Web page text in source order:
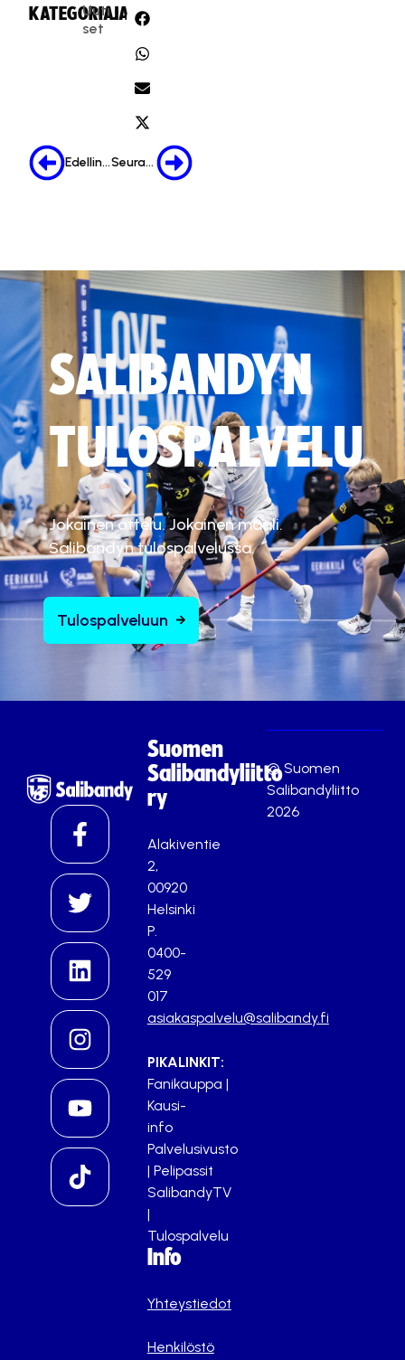
KATEGORIA:
Uuti
set
JAA:
Edellinen Seuraava
SALIBANDYN
TULOSPALVELU
Jokainen ottelu. Jokainen maali.
Salibandyn tulospalvelussa.
Tulospalveluun
Suomen
Salibandyliitto
ry
Alakiventie
2,
00920
Helsinki
P.
0400-
529
017
asiakaspalvelu@salibandy.fi
PIKALINKIT:
Fanikauppa |
Kausi-
info
Palvelusivusto
| Pelipassit
SalibandyTV
|
Tulospalvelu
Info
Yhteystiedot
Henkilöstö
© Suomen
Salibandyliitto
2026